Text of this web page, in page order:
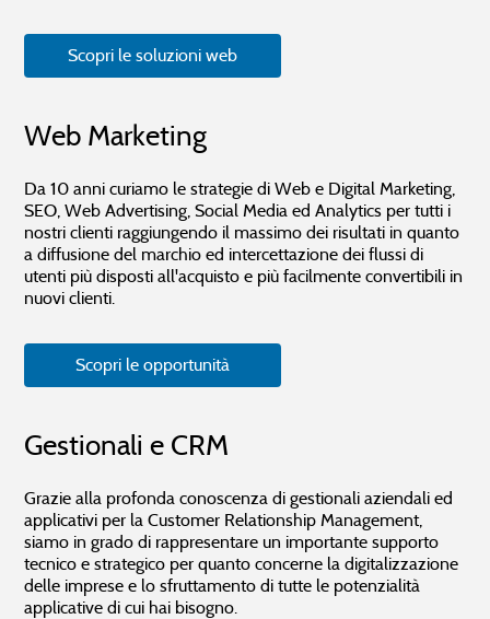
Scopri le soluzioni web
Web Marketing
Da 10 anni curiamo le strategie di Web e Digital Marketing,
SEO, Web Advertising, Social Media ed Analytics per tutti i
nostri clienti raggiungendo il massimo dei risultati in quanto
a diffusione del marchio ed intercettazione dei flussi di
utenti più disposti all'acquisto e più facilmente convertibili in
nuovi clienti.
Scopri le opportunità
Gestionali e CRM
Grazie alla profonda conoscenza di gestionali aziendali ed
applicativi per la Customer Relationship Management,
siamo in grado di rappresentare un importante supporto
tecnico e strategico per quanto concerne la digitalizzazione
delle imprese e lo sfruttamento di tutte le potenzialità
applicative di cui hai bisogno.